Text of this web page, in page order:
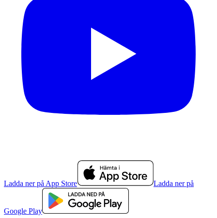
Ladda ner på App Store Ladda ner på
Google Play